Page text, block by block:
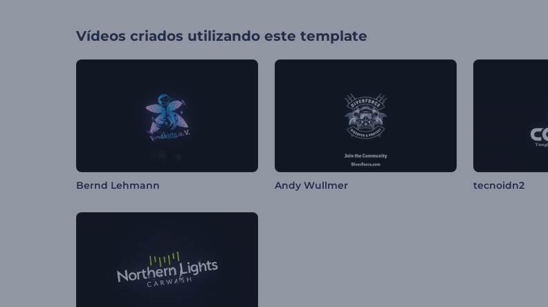
Vídeos criados utilizando este template
Bernd Lehmann Andy Wullmer tecnoidn2